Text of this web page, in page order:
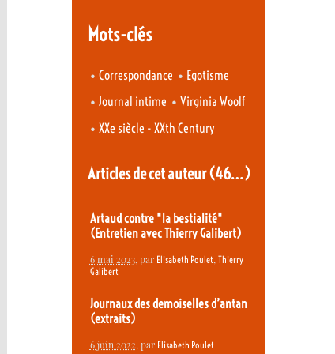
Mots-clés
• Correspondance • Egotisme
• Journal intime •Virginia Woolf
• XXe siècle - XXth Century
Articles de cet auteur(46…)
Artaud contre "la bestialité"
(Entretien avec Thierry Galibert)
6 mai 2023, par Elisabeth Poulet, Thierry
Galibert
Journaux des demoiselles d’antan
(extraits)
6 juin 2022, par Elisabeth Poulet